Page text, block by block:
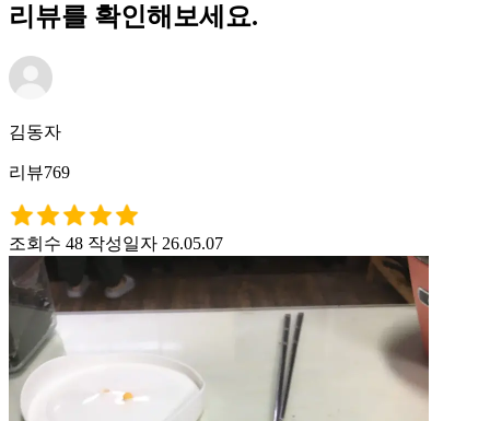
리뷰를 확인해보세요.
김동자
리뷰769
조회수 48 작성일자 26.05.07